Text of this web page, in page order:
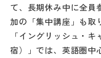
て、長期休み中に全員
加の「集中講座」も取
「イングリッシュ・
宿）」では、英語圏中